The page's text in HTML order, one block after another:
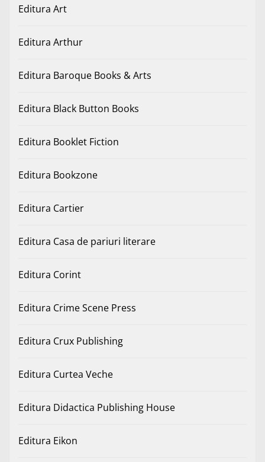
Editura Art
Editura Arthur
Editura Baroque Books & Arts
Editura Black Button Books
Editura Booklet Fiction
Editura Bookzone
Editura Cartier
Editura Casa de pariuri literare
Editura Corint
Editura Crime Scene Press
Editura Crux Publishing
Editura Curtea Veche
Editura Didactica Publishing House
Editura Eikon